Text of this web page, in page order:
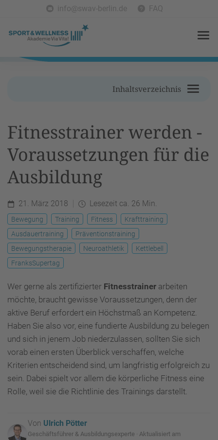
info@swav-berlin.de FAQ
Inhaltsverzeichnis
Fitnesstrainer werden -
Voraussetzungen für die
Ausbildung
21. März 2018 Lesezeit ca. 26 Min.
Bewegung Training Fitness
Krafttraining
Ausdauertraining
Präventionstraining
Bewegungstherapie
Neuroathletik
Kettlebell
FranksSupertag
Wer gerne als zertifizierter Fitnesstrainer arbeiten
möchte, braucht gewisse Voraussetzungen, denn der
aktive Beruf erfordert ein Höchstmaß an Kompetenz.
Haben Sie also vor, eine fundierte Ausbildung zu belegen
und sich in jenem Job niederzulassen, sollten Sie sich
vorab einen ersten Überblick verschaffen, welche
Kriterien entscheidend sind, um langfristig erfolgreich zu
sein. Dabei spielt vor allem die körperliche Fitness eine
Rolle, weil sie die Richtlinie des Trainings darstellt.
Von Ulrich Pötter
Geschäftsführer & Ausbildungsexperte · Aktualisiert am